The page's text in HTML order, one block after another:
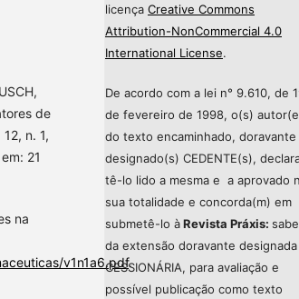
de
n. 1,
21
na
v1n1a6.pdf.
licença Creative Commons
Attribution-NonCommercial 4.0
International License.
De acordo com a lei n° 9.610, de
de fevereiro de 1998, o(s)
do texto encaminhado, doravante
designado(s) CEDENTE(s),
tê-lo lido a mesma e a aprovado
sua totalidade e concorda(m) em
submetê-lo àRevista Práxis:
da extensão doravante designada
CESSIONÁRIA, para avaliação e
possível publicação como texto